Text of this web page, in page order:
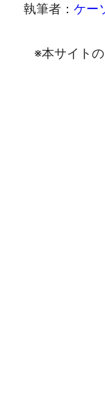
執筆者： ケー
※本サイト